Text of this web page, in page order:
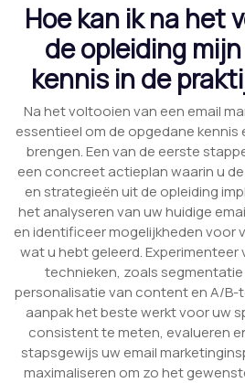
Hoe kan ik na het
de opleiding
kennis in de
Na het voltooien van een email
essentieel om de opgedane
brengen. Een van de eerste
een concreet actieplan waarin u
en strategieën uit de opleiding
het analyseren van uw huidige
en identificeer mogelijkheden voor
wat u hebt geleerd.
technieken, zoals
personalisatie van content en A/B-
aanpak het beste werkt voor uw
consistent te meten, evalueren
stapsgewijs uw email
maximaliseren om zo het